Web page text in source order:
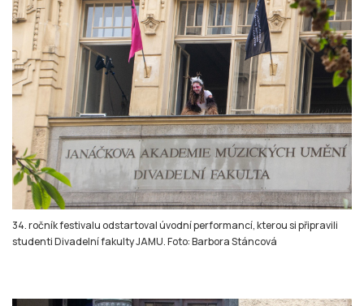
34. ročník festivalu odstartoval úvodní performancí, kterou si připravili
studenti Divadelní fakulty JAMU. Foto: Barbora Stáncová